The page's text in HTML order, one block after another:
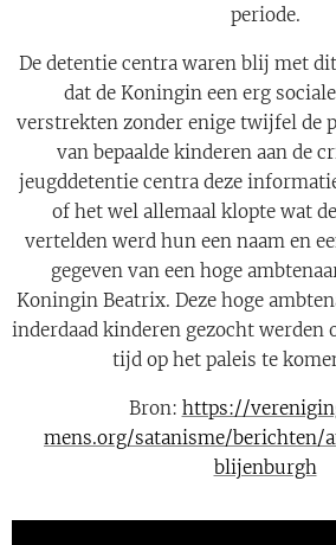
periode.
De detentie centra waren blij met
dat de Koningin een erg
verstrekten zonder enige twijfel de
van bepaalde kinderen aan de
jeugddetentie centra deze
of het wel allemaal klopte wat
vertelden werd hun een naam en
gegeven van een hoge
Koningin Beatrix. Deze hoge
inderdaad kinderen gezocht werden
tijd op het paleis te
Bron: https://
mens.org/satanisme/
blijenburgh